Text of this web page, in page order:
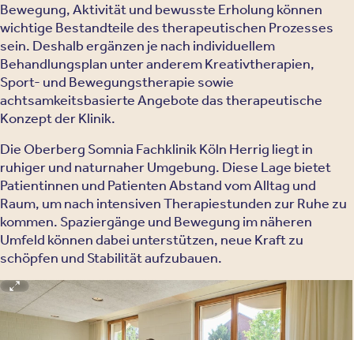
Bewegung, Aktivität und bewusste Erholung können
wichtige Bestandteile des therapeutischen Prozesses
sein. Deshalb ergänzen je nach individuellem
Behandlungsplan unter anderem Kreativtherapien,
Sport- und Bewegungstherapie sowie
achtsamkeitsbasierte Angebote das therapeutische
Konzept der Klinik.
Die Oberberg Somnia Fachklinik Köln Herrig liegt in
ruhiger und naturnaher Umgebung. Diese Lage bietet
Patientinnen und Patienten Abstand vom Alltag und
Raum, um nach intensiven Therapiestunden zur Ruhe zu
kommen. Spaziergänge und Bewegung im näheren
Umfeld können dabei unterstützen, neue Kraft zu
schöpfen und Stabilität aufzubauen.